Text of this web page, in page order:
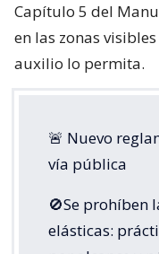
Capítulo 5 del
en las zonas
auxilio lo permita.
🚨 Nuevo
vía pública
🚫Se prohíben
elásticas: